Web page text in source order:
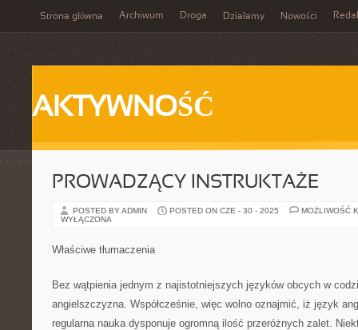
Strona główna Archiwum Droga Działamy Nowości
AKTYWNOŚĆ
PROWADZĄCY INSTRUKTAŻE
POSTED BY ADMIN POSTED ON CZE - 30 - 2025
MOŻLIWOŚĆ
WYŁĄCZONA
Właściwe tłumaczenia
Bez wątpienia jednym z najistotniejszych języków obcych w
angielszczyzna. Współcześnie, więc wolno oznajmić, iż język
regularna nauka dysponuje ogromną ilość przeróżnych zalet.